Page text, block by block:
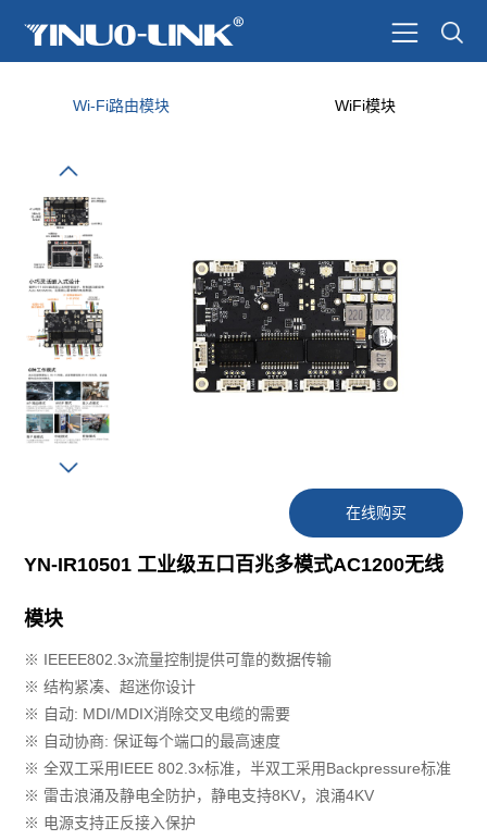
Wi-Fi路由模块 WiFi模块
在线购买
YN-IR10501 工业级五口百兆多模式AC1200无线
模块
※ IEEEE802.3x流量控制提供可靠的数据传输
※ 结构紧凑、超迷你设计
※ 自动: MDI/MDIX消除交叉电缆的需要
※ 自动协商: 保证每个端口的最高速度
※ 全双工采用IEEE 802.3x标准，半双工采用Backpressure标准
※ 雷击浪涌及静电全防护，静电支持8KV，浪涌4KV
※ 电源支持正反接入保护